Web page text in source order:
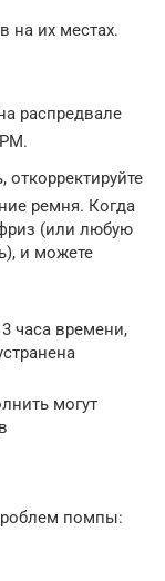
на их местах.
распредвале
откорректируйте
ремня. Когда
(или любую
и можете
часа времени,
могут
помпы: